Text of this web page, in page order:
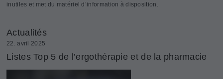
inutiles et met du matériel d’information à disposition.
Actualités
22. avril 2025
Listes Top 5 de l’ergothérapie et de la pharmacie